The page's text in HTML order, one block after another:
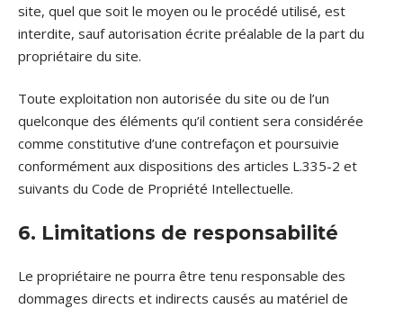
site, quel que soit le moyen ou le procédé utilisé, est
interdite, sauf autorisation écrite préalable de la part du
propriétaire du site.
Toute exploitation non autorisée du site ou de l’un
quelconque des éléments qu’il contient sera considérée
comme constitutive d’une contrefaçon et poursuivie
conformément aux dispositions des articles L.335-2 et
suivants du Code de Propriété Intellectuelle.
6. Limitations de responsabilité
Le propriétaire ne pourra être tenu responsable des
dommages directs et indirects causés au matériel de